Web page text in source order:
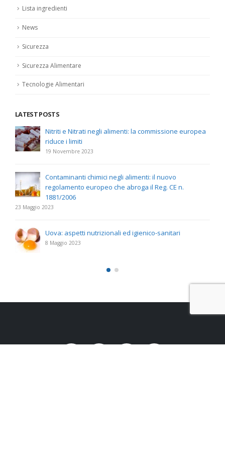
Lista ingredienti
News
Sicurezza
Sicurezza Alimentare
Tecnologie Alimentari
LATEST POSTS
Nitriti e Nitrati negli alimenti: la commissione europea
riduce i limiti
19 Novembre 2023
Contaminanti chimici negli alimenti: il nuovo
regolamento europeo che abroga il Reg. CE n.
1881/2006
23 Maggio 2023
Uova: aspetti nutrizionali ed igienico-sanitari
8 Maggio 2023